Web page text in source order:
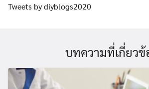
Tweets by diyblogs2020
บทความที่เกี่ยวข้